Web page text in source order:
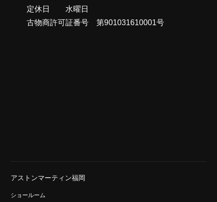
定休日 水曜日
古物商許可証番号 第901031610001号
アストンマーティン福岡
ショールーム